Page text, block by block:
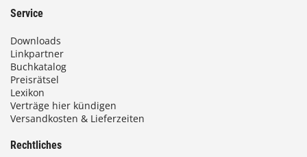
Service
Downloads
Linkpartner
Buchkatalog
Preisrätsel
Lexikon
Verträge hier kündigen
Versandkosten & Lieferzeiten
Rechtliches